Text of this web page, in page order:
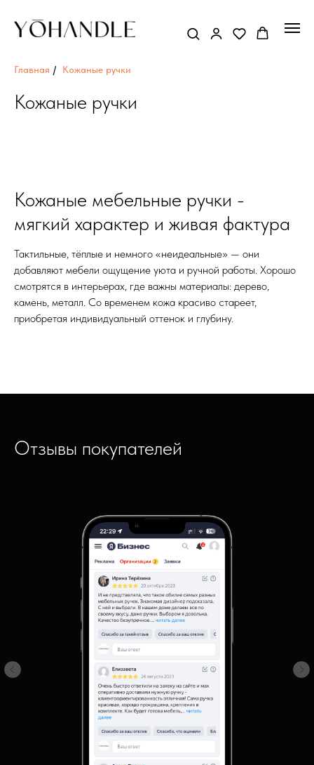
Главная / Кожаные ручки
Кожаные ручки
Кожаные мебельные ручки -
мягкий характер и живая фактура
Тактильные, тёплые и немного «неидеальные» — они
добавляют мебели ощущение уюта и ручной работы. Хорошо
смотрятся в интерьерах, где важны материалы: дерево,
камень, металл. Со временем кожа красиво стареет,
приобретая индивидуальный оттенок и глубину.
Отзывы покупателей